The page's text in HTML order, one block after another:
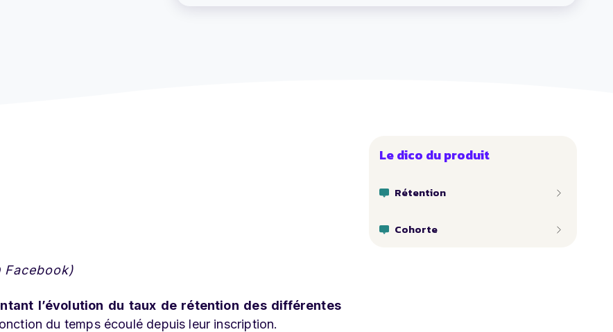
Facebook)
l’évolution du taux de rétention des différentes
du temps écoulé depuis leur inscription.
Le dico du produit
Rétention
Cohorte